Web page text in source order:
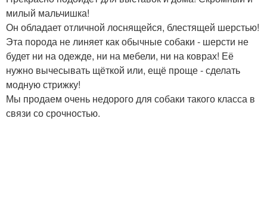
милый мальчишка!
Он обладает отличной лоснящейся, блестящей шерстью!
Эта порода не линяет как обычные собаки - шерсти не
будет ни на одежде, ни на мебели, ни на коврах! Её
нужно вычесывать щёткой или, ещё проще - сделать
модную стрижку!
Мы продаем очень недорого для собаки такого класса в
связи со срочностью.